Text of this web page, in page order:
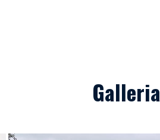
Galleria